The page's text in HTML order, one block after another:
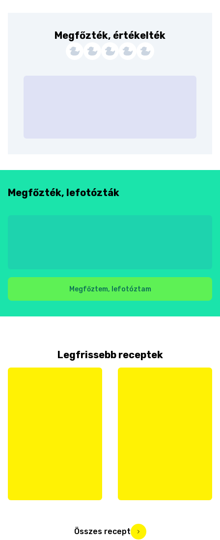
Megfőzték, értékelték
Megfőzték, lefotózták
Megfőztem, lefotóztam
Legfrissebb receptek
Összes recept